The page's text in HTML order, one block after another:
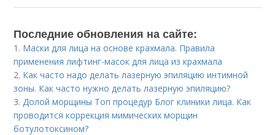
Последние обновления на сайте:
1. Маски для лица на основе крахмала. Правила
применения лифтинг-масок для лица из крахмала
2. Как часто надо делать лазерную эпиляцию интимной
зоны. Как часто нужно делать лазерную эпиляцию?
3.Долой морщины Топ процедур Блог клиники лица. Как
проводится коррекция мимических морщин
ботулотоксином?